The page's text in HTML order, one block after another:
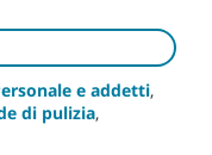
e addetti,
di pulizia,